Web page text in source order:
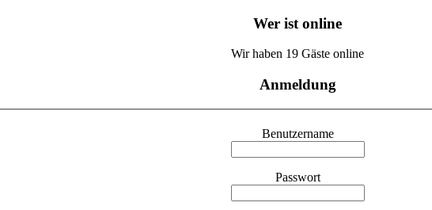
Wer ist online
Wir haben 19 Gäste online
Anmeldung
Benutzername
Passwort